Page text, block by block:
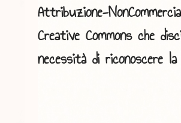
Attribuzione-
Creative Commons che
necessità di riconoscere